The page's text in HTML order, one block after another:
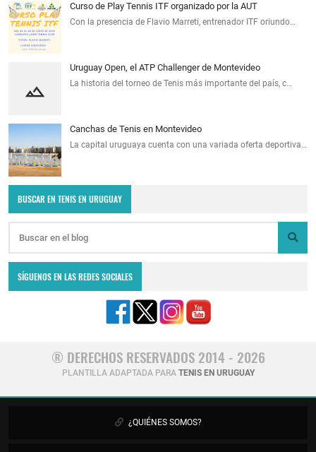
Curso de Play Tennis ITF organizado por la AUT
Con la presencia de Flavio Marreti, entrenador ITF oriundo…
Uruguay Open, el ATP Challenger de Montevideo
La historia del torneo de Tenis más importante del país, c…
Canchas de Tenis en Montevideo
La capital uruguaya cuenta con una variada oferta deportiva…
BUSCAR EN TENIS EN URUGUAY
SÍGUENOS EN LAS REDES SOCIALES
® DERECHOS RESERVADOS 2014 - 2026
PLANTILLA ADAPTADA PARA TENIS EN URUGUAY
¿QUIÉNES SOMOS?